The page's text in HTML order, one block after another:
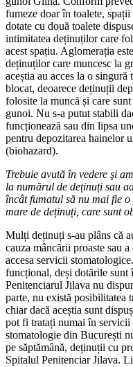
fumeze doar în toalete,
dotate cu două toalete
intimitatea deținuților care
acest spațiu. Aglomerația
deținuților care muncesc la
aceștia au acces la o
blocat, deoarece deținuții
folosite la muncă și care
gunoi. Nu s-a putut stabili
funcționează sau din lipsa
pentru depozitarea hainelor
(biohazard).
Trebuie avută în vedere şi
la numărul de deținuți sau
încât fumatul să nu mai fie
mare de deținuți, care sunt
Mulți deținuți s-au plâns că
cauza mâncării proaste sau
accesa servicii
funcțional, deși dotările
Penitenciarul Jilava nu
parte, nu există
chiar dacă aceștia sunt
pot fi tratați numai în
stomatologie din București
pe săptămână, deținuții cu
Spitalul Penitenciar Jilava.